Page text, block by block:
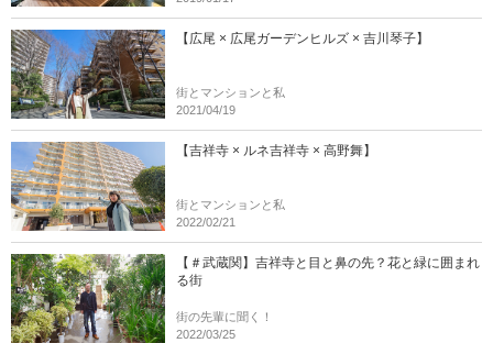
【広尾 × 広尾ガーデンヒルズ × 吉川琴子】
街とマンションと私
2021/04/19
【吉祥寺 × ルネ吉祥寺 × 高野舞】
街とマンションと私
2022/02/21
【＃武蔵関】吉祥寺と目と鼻の先？花と緑に囲まれ
る街
街の先輩に聞く！
2022/03/25